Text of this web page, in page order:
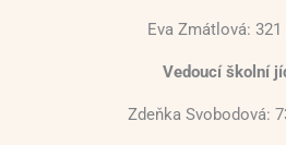
Eva Zmátlová: 321
Vedoucí školní
Zdeňka Svobodová: